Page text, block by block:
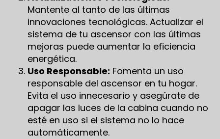
Mantente al tanto de las últimas
innovaciones tecnológicas. Actualizar el
sistema de tu ascensor con las últimas
mejoras puede aumentar la eficiencia
energética.
Uso Responsable: Fomenta un uso
responsable del ascensor en tu hogar.
Evita el uso innecesario y asegúrate de
apagar las luces de la cabina cuando no
esté en uso si el sistema no lo hace
automáticamente.